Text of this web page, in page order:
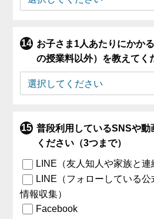
お子さま1人あたりにかか
の授業料以外）を教えてく
普段利用しているSNSや動
ください（3つまで）
LINE（友人知人や家族と連
LINE（フォローしている
情報収集）
Facebook